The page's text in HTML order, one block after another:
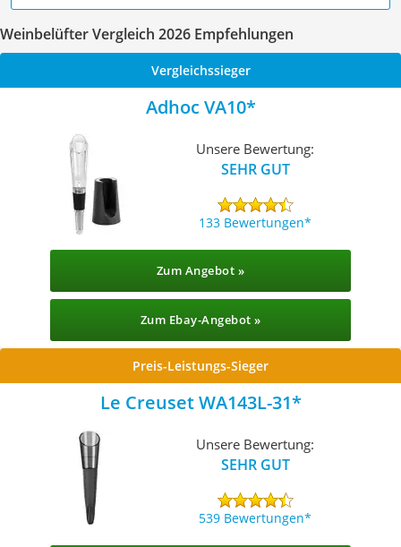
Weinbelüfter Vergleich 2026 Empfehlungen
Vergleichssieger
Adhoc VA10
Unsere Bewertung:
SEHR GUT
133 Bewertungen
Zum Angebot »
Zum Ebay-Angebot »
Preis-Leistungs-Sieger
Le Creuset WA143L-31
Unsere Bewertung:
SEHR GUT
539 Bewertungen